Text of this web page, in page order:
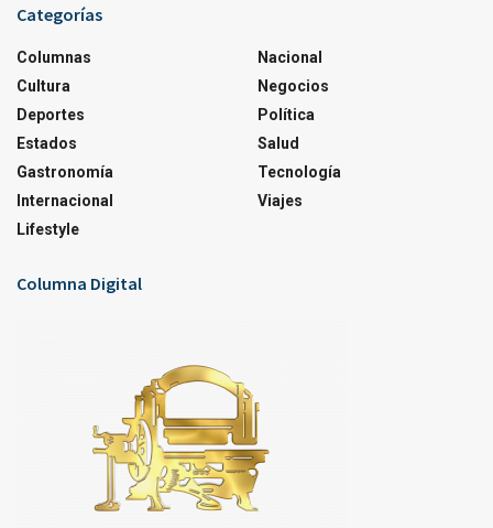
Categorías
Columnas
Cultura
Deportes
Estados
Gastronomía
Internacional
Lifestyle
Nacional
Negocios
Política
Salud
Tecnología
Viajes
Columna Digital